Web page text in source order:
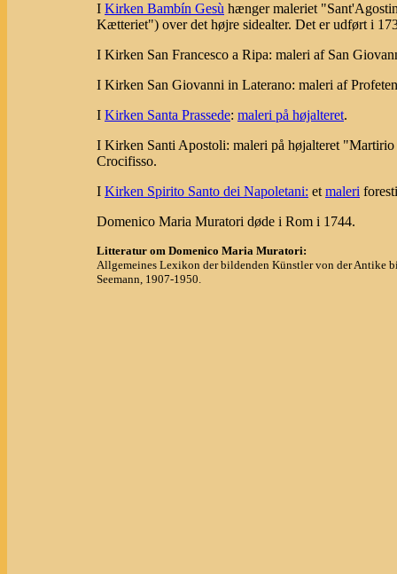
I Kirken Bambín Gesù hænger maleriet
Kætteriet") over det højre sidealter. Det er udført i
I Kirken San Francesco a Ripa: maleri af San
I Kirken San Giovanni in Laterano: maleri af
I Kirken Santa Prassede: maleri på højalteret.
I Kirken Santi Apostoli: maleri på højalteret
Crocifisso.
I Kirken Spirito Santo dei Napoletani: et maleri
Domenico Maria Muratori døde i Rom i 1744.
Litteratur om Domenico Maria Muratori:
Allgemeines Lexikon der bildenden Künstler von der Antike
Seemann, 1907-1950.